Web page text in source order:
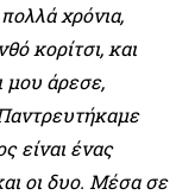
χρόνια,
κορίτσι, και
μου άρεσε,
είναι ένας
οι δυο. Μέσα σε